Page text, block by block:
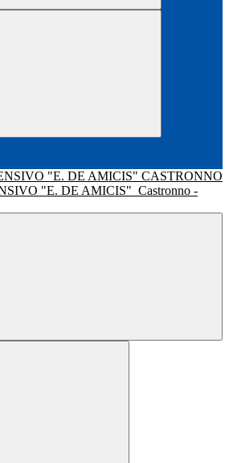
"E. DE AMICIS" Castronno -